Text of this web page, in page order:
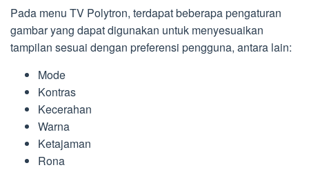
Pada menu TV Polytron, terdapat beberapa pengaturan
gambar yang dapat digunakan untuk menyesuaikan
tampilan sesuai dengan preferensi pengguna, antara lain:
Mode
Kontras
Kecerahan
Warna
Ketajaman
Rona